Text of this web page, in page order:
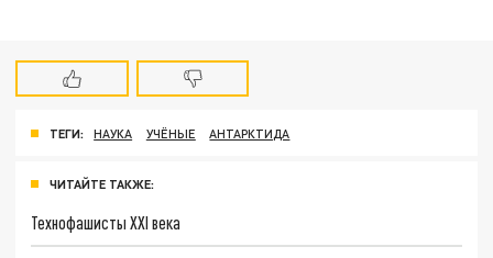
ТЕГИ: НАУКА УЧЁНЫЕ АНТАРКТИДА
ЧИТАЙТЕ ТАКЖЕ:
Технофашисты XXI века